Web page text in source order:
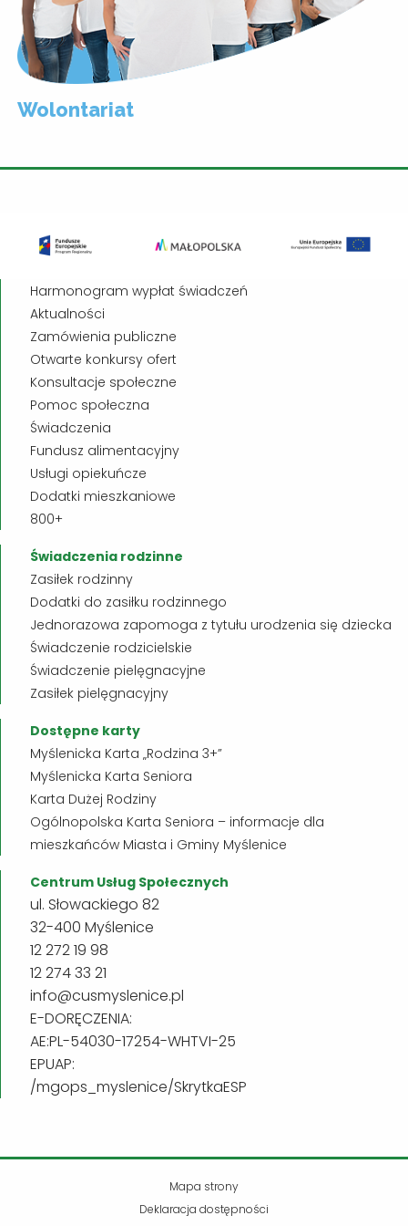
Wolontariat
Harmonogram wypłat świadczeń
Aktualności
Zamówienia publiczne
Otwarte konkursy ofert
Konsultacje społeczne
Pomoc społeczna
Świadczenia
Fundusz alimentacyjny
Usługi opiekuńcze
Dodatki mieszkaniowe
800+
Świadczenia rodzinne
Zasiłek rodzinny
Dodatki do zasiłku rodzinnego
Jednorazowa zapomoga z tytułu urodzenia się dziecka
Świadczenie rodzicielskie
Świadczenie pielęgnacyjne
Zasiłek pielęgnacyjny
Dostępne karty
Myślenicka Karta „Rodzina 3+”
Myślenicka Karta Seniora
Karta Dużej Rodziny
Ogólnopolska Karta Seniora – informacje dla
mieszkańców Miasta i Gminy Myślenice
Centrum Usług Społecznych
ul. Słowackiego 82
32-400 Myślenice
12 272 19 98
12 274 33 21
info@cusmyslenice.pl
E-DORĘCZENIA:
AE:PL-54030-17254-WHTVI-25
EPUAP:
/mgops_myslenice/SkrytkaESP
Mapa strony
Deklaracja dostępności